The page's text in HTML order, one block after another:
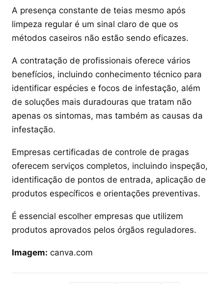
A presença constante de teias mesmo após
limpeza regular é um sinal claro de que os
métodos caseiros não estão sendo eficazes.
A contratação de profissionais oferece vários
benefícios, incluindo conhecimento técnico para
identificar espécies e focos de infestação, além
de soluções mais duradouras que tratam não
apenas os sintomas, mas também as causas da
infestação.
Empresas certificadas de controle de pragas
oferecem serviços completos, incluindo inspeção,
identificação de pontos de entrada, aplicação de
produtos específicos e orientações preventivas.
É essencial escolher empresas que utilizem
produtos aprovados pelos órgãos reguladores.
Imagem: canva.com